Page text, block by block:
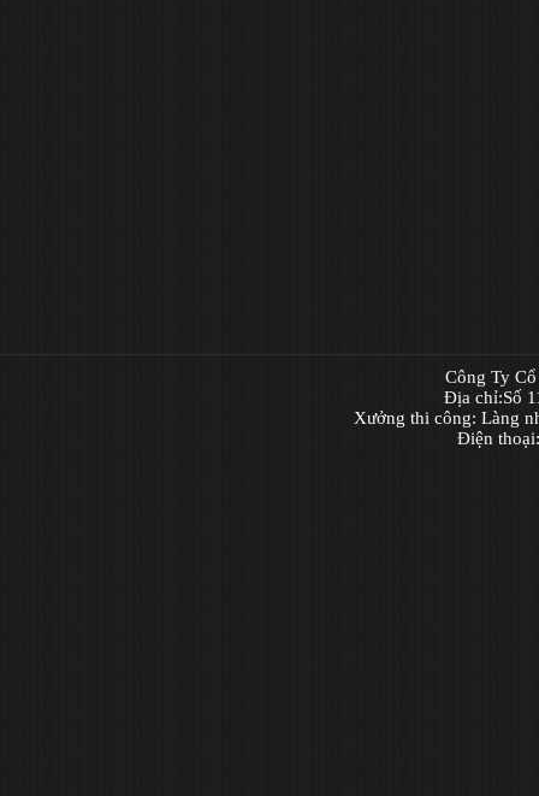
Công Ty
Địa chỉ:Số
Xưởng thi công: Làng
Điện